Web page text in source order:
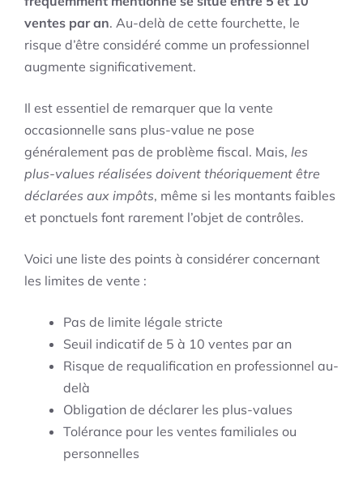
ventes par an. Au-delà de cette fourchette, le
risque d’être considéré comme un professionnel
augmente significativement.
Il est essentiel de remarquer que la vente
occasionnelle sans plus-value ne pose
généralement pas de problème fiscal. Mais, les
plus-values réalisées doivent théoriquement être
déclarées aux impôts, même si les montants faibles
et ponctuels font rarement l’objet de contrôles.
Voici une liste des points à considérer concernant
les limites de vente :
Pas de limite légale stricte
Seuil indicatif de 5 à 10 ventes par an
Risque de requalification en professionnel au-
delà
Obligation de déclarer les plus-values
Tolérance pour les ventes familiales ou
personnelles